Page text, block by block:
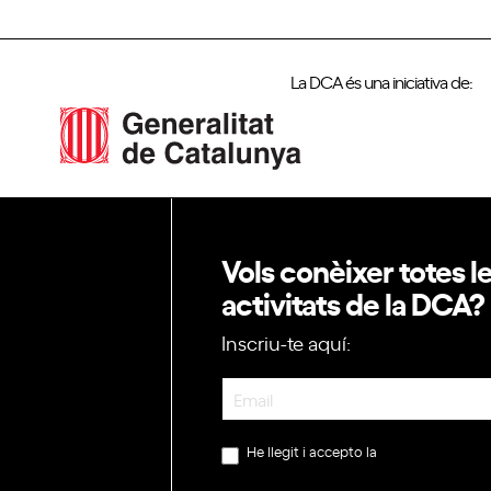
La DCA és una iniciativa de:
Vols conèixer totes
activitats de la DCA?
Inscriu-te aquí:
Newsletter
He llegit i accepto la